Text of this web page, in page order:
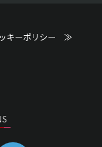
キーポリシー ≫